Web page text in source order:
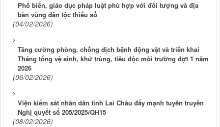
Phổ biến, giáo dục pháp luật phù hợp với đối tượng và địa
bàn vùng dân tộc thiểu số
(04/02/2026)
Tăng cường phòng, chống dịch bệnh động vật và triển khai
Tháng tổng vệ sinh, khử trùng, tiêu độc môi trường đợt 1 năm
2026
(06/02/2026)
Viện kiểm sát nhân dân tỉnh Lai Châu đẩy mạnh tuyên truyền
Nghị quyết số 205/2025/QH15
(08/02/2026)